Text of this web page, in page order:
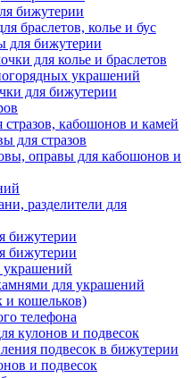
бижутерии
браслетов, колье и бус
для бижутерии
для колье и браслетов
украшений
для бижутерии
кабошонов и камей
для стразов
оправы для кабошонов и
разделители для
бижутерии
бижутерии
для украшений
кошельков)
телефона
кулонов и подвесок
подвесок в бижутерии
и подвесок